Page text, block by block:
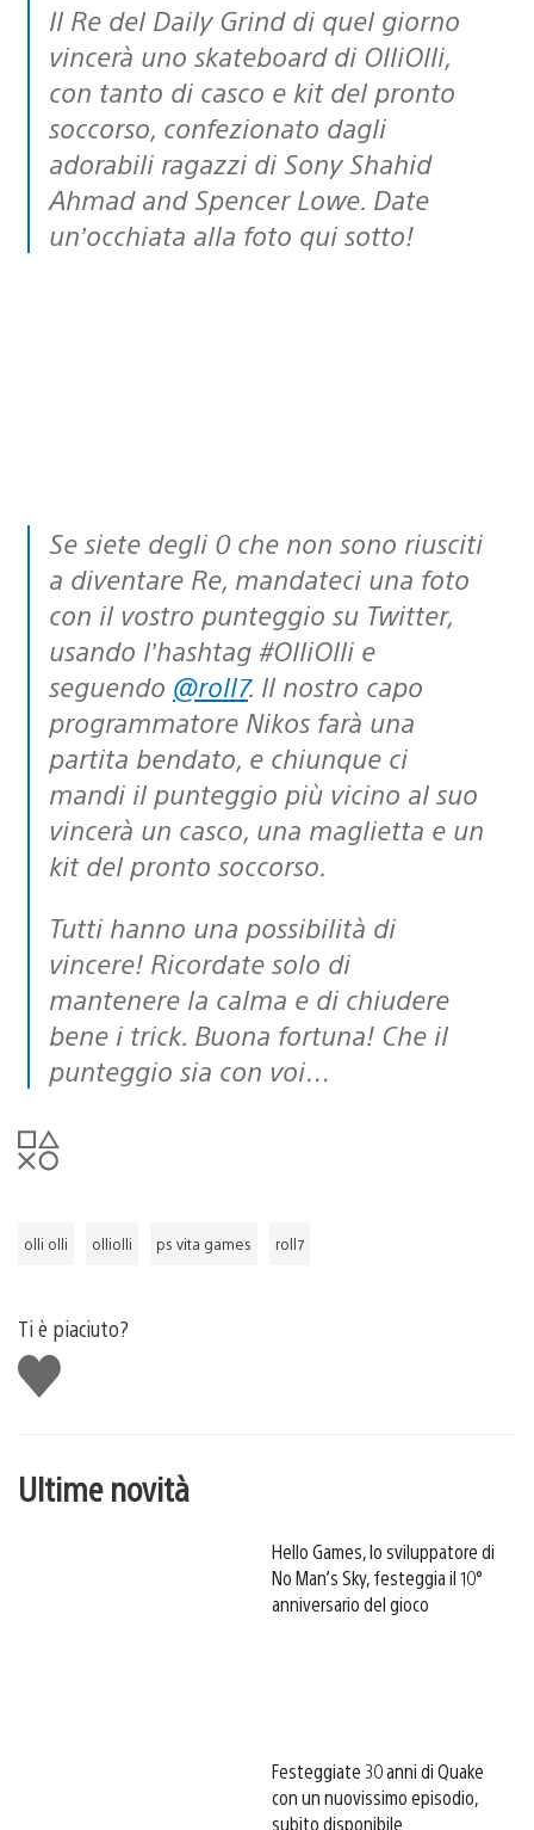
Il Re del Daily Grind di quel giorno
vincerà uno skateboard di OlliOlli,
con tanto di casco e kit del pronto
soccorso, confezionato dagli
adorabili ragazzi di Sony Shahid
Ahmad and Spencer Lowe. Date
un’occhiata alla foto qui sotto!
Se siete degli 0 che non sono riusciti
a diventare Re, mandateci una foto
con il vostro punteggio su Twitter,
usando l’hashtag #OlliOlli e
seguendo @roll7. Il nostro capo
programmatore Nikos farà una
partita bendato, e chiunque ci
mandi il punteggio più vicino al suo
vincerà un casco, una maglietta e un
kit del pronto soccorso.
Tutti hanno una possibilità di
vincere! Ricordate solo di
mantenere la calma e di chiudere
bene i trick. Buona fortuna! Che il
punteggio sia con voi…
olli olli olliolli ps vita games roll7
Ti è piaciuto?
Mi
piace
Ultime novità
Hello Games, lo sviluppatore di
No Man’s Sky, festeggia il 10°
anniversario del gioco
Festeggiate 30 anni di Quake
con un nuovissimo episodio,
subito disponibile